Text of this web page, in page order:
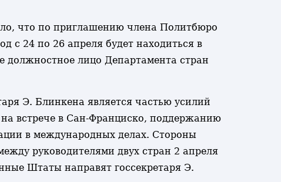
что по приглашению члена Политбюро
24 по 26 апреля будет находиться в
должностное лицо Департамента стран
Э. Блинкена является частью усилий
встрече в Сан-Франциско, поддержанию
в международных делах. Стороны
руководителями двух стран 2 апреля
Штаты направят госсекретаря Э.